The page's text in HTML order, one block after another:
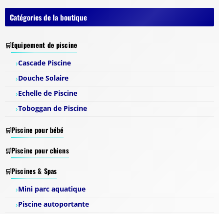
Catégories de la boutique
Equipement de piscine
Cascade Piscine
Douche Solaire
Echelle de Piscine
Toboggan de Piscine
Piscine pour bébé
Piscine pour chiens
Piscines & Spas
Mini parc aquatique
Piscine autoportante